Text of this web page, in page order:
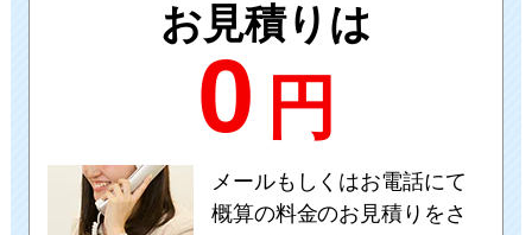
お見積りは
0 円
メールもしくはお電話にて
概算の料金のお見積りをさ